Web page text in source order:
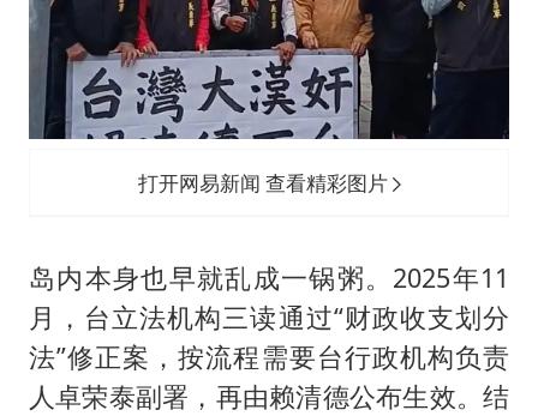
打开网易新闻 查看精彩图片
岛内本身也早就乱成一锅粥。2025年11
月，台立法机构三读通过“财政收支划分
法”修正案，按流程需要台行政机构负责
人卓荣泰副署，再由赖清德公布生效。结